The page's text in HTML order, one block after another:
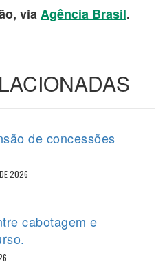
viaAgência Brasil.
de concessões
2026
cabotagem e